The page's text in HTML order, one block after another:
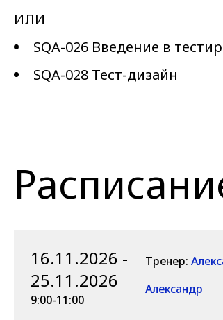
ИЛИ
SQA-026 Введение в
SQA-028 Тест-дизайн
16.11.2026 -
25.11.2026
9:00-11:00
Тренер:
Александр